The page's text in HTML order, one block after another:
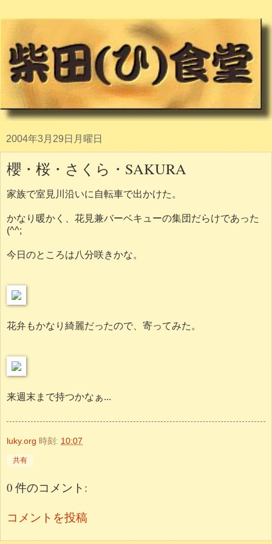
2004年3月29日月曜日
櫻・桜・さくら・SAKURA
家族で室見川沿いに自転車で出かけた。
かなり暖かく、花見兼バーベキューの集団だらけであった
(^^;
今日のところは八分咲きかな。
花弁もかなり綺麗だったので、寄ってみた。
来週末まで持つかなぁ...
luky.org 時刻: 10:07
共有
0 件のコメント:
コメントを投稿